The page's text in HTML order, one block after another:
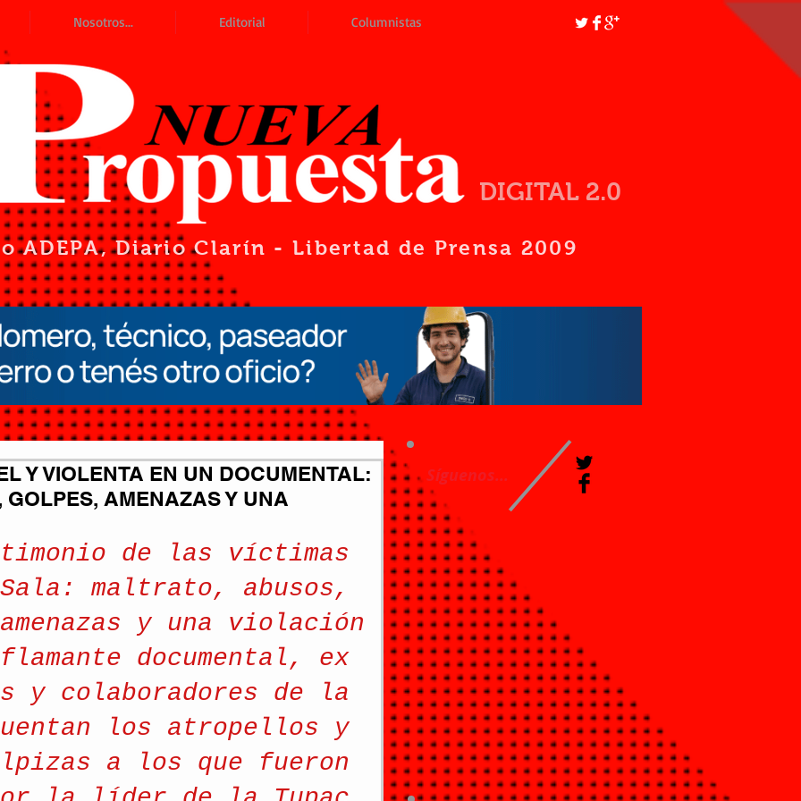
DIGITAL 2.0
Nosotros... Editorial Columnistas
ADEPA, Diario Clarín - Libertad de Prensa 2009
Y VIOLENTA EN UN DOCUMENTAL:
AMENAZAS Y UNA
de las víctimas
maltrato, abusos,
y una violación
documental, ex
y colaboradores de la
los atropellos y
a los que fueron
Síguenos...